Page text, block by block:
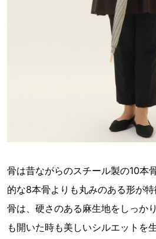
骨は昔ながらのスチール製の10本
的な8本骨よりも丸みのある形が
骨は、硬さのある麻生地をしっか
も開いた時も美しいシルエットを